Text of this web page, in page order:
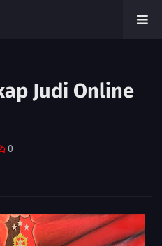
Judi Online
0